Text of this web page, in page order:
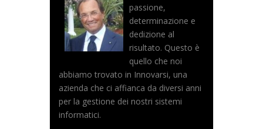
passione,
determinazione e
dedizione al
risultato. Questo è
quello che noi
abbiamo trovato in Innovarsi, una
azienda che ci affianca da diversi anni
per la gestione dei nostri sistemi
informatici.